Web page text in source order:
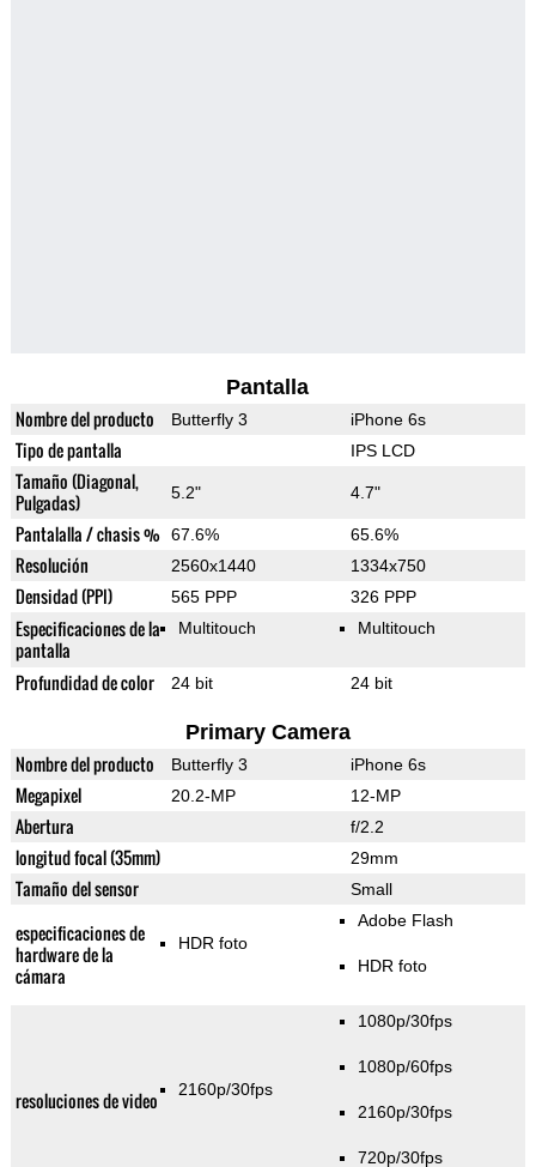
Pantalla
Nombre del producto Butterfly 3 iPhone 6s
Tipo de pantalla IPS LCD
Tamaño (Diagonal,
Pulgadas)
5.2" 4.7"
Pantalalla / chasis % 67.6% 65.6%
Resolución 2560x1440 1334x750
Densidad (PPI) 565 PPP 326 PPP
Especificaciones de la
pantalla
Multitouch Multitouch
Profundidad de color 24 bit 24 bit
Primary Camera
Nombre del producto Butterfly 3 iPhone 6s
Megapixel 20.2-MP 12-MP
Abertura f/2.2
longitud focal (35mm) 29mm
Tamaño del sensor Small
especificaciones de
hardware de la
cámara
HDR foto
Adobe Flash
HDR foto
resoluciones de video 2160p/30fps
1080p/30fps
1080p/60fps
2160p/30fps
720p/30fps